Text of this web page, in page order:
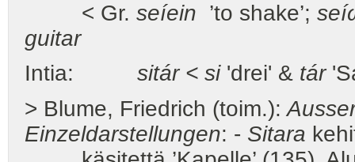
< Gr. seíein ’to shake’;
guitar
Intia: sitár < si'drei' & tár
> Blume, Friedrich (toim.):
Einzeldarstellungen: - Sitara